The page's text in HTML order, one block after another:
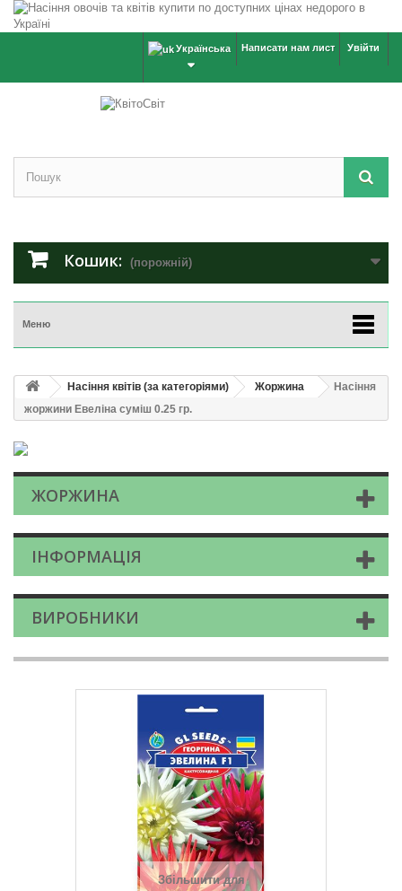
Увійти
Написати нам лист
Українська
Кошик: (порожній)
Меню
Насіння квітів (за категоріями) Жоржина
Насіння
жоржини Евеліна сумiш 0.25 гр.
ЖОРЖИНА
ІНФОРМАЦІЯ
ВИРОБНИКИ
Збільшити для